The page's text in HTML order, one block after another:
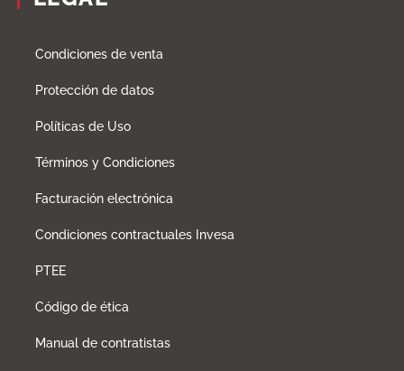
Condiciones de venta
Protección de datos
Políticas de Uso
Términos y Condiciones
Facturación electrónica
Condiciones contractuales Invesa
PTEE
Código de ética
Manual de contratistas